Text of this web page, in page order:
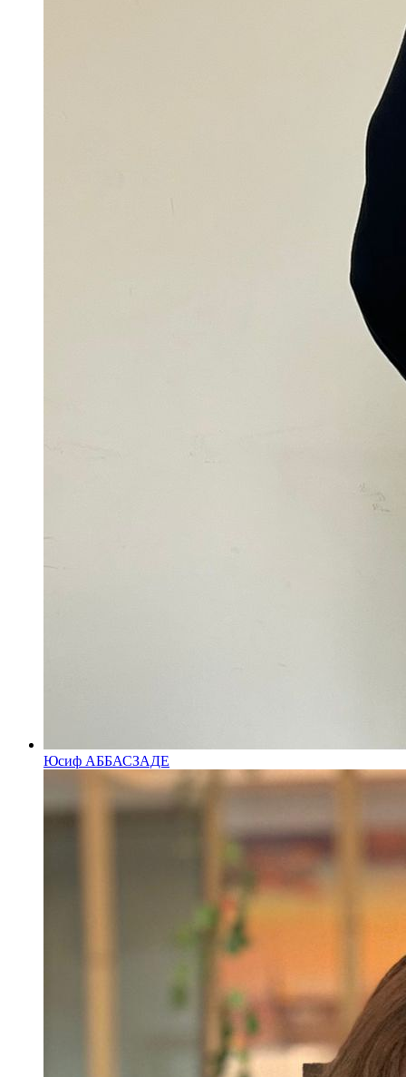
Юсиф АББАСЗАДЕ